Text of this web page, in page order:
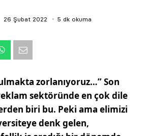
26 Şubat 2022 5 dk okuma
zorlanıyoruz…” Son
sektöründe en çok dile
biri bu. Peki ama elimizi
denk gelen,